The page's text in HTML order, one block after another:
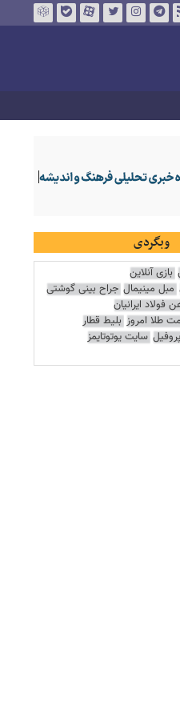
وبگردی
بازی آنلاین
مبل مینیمال جراح بینی گوشتی
فولاد ایرانیان
طلا امروز بلیط قطار
سایت یوتوتایمز